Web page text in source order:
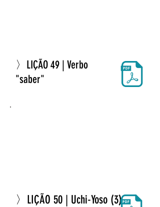
〉LIÇÃO 49 | Verbo
"saber"
〉LIÇÃO 50 | Uchi-Yoso (3)